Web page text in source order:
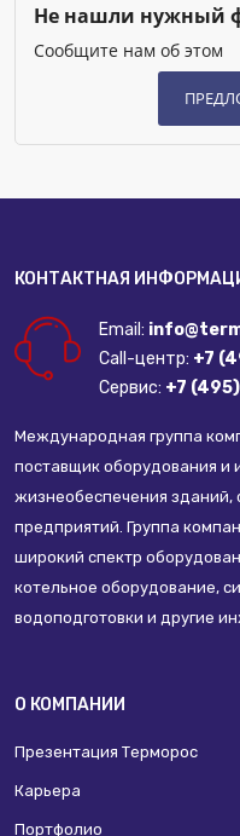
Не нашли нужный
Сообщите нам об этом
КОНТАКТНАЯ
Email:
Call-центр: +7
Сервис: +7
Международная группа
поставщик оборудования
жизнеобеспечения
предприятий. Группа
широкий спектр
котельное оборудование,
водоподготовки и другие
О КОМПАНИИ
Презентация Терморос
Карьера
Портфолио